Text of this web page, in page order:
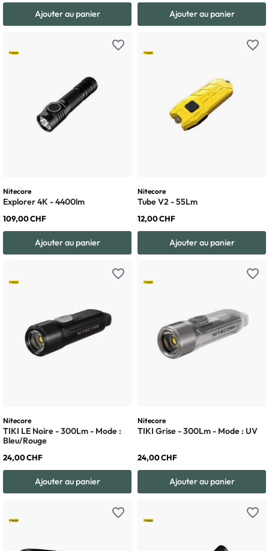
Ajouter au panier Ajouter au panier
favorite_border
Nitecore
Explorer 4K - 4400lm
109,00 CHF
Ajouter au panier
favorite_border
Nitecore
Tube V2 - 55Lm
12,00 CHF
Ajouter au panier
favorite_border
Nitecore
TIKI LE Noire - 300Lm - Mode :
Bleu/Rouge
24,00 CHF
Ajouter au panier
favorite_border
Nitecore
TIKI Grise - 300Lm - Mode : UV
24,00 CHF
Ajouter au panier
favorite_border favorite_border